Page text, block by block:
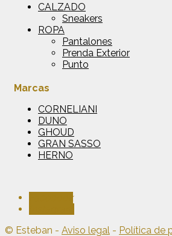
CALZADO
Sneakers
ROPA
Pantalones
Prenda Exterior
Punto
Marcas
CORNELIANI
DUNO
GHOUD
GRAN SASSO
HERNO
© Esteban - Aviso legal - Política de